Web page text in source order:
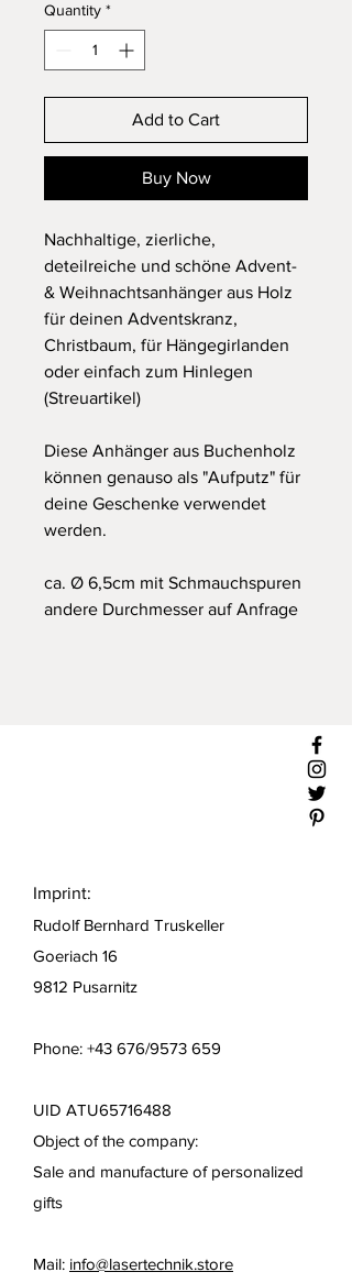
Quantity *
Add to Cart
Buy Now
Nachhaltige, zierliche,
deteilreiche und schöne Advent-
& Weihnachtsanhänger aus Holz
für deinen Adventskranz,
Christbaum, für Hängegirlanden
oder einfach zum Hinlegen
(Streuartikel)
Diese Anhänger aus Buchenholz
können genauso als "Aufputz" für
deine Geschenke verwendet
werden.
ca. Ø 6,5cm mit Schmauchspuren
andere Durchmesser auf Anfrage
Imprint:
Rudolf Bernhard Truskeller
Goeriach 16
9812 Pusarnitz
Phone: +43 676/9573 659
UID ATU65716488
Object of the company:
Sale and manufacture of personalized
gifts
Mail: info@lasertechnik.store